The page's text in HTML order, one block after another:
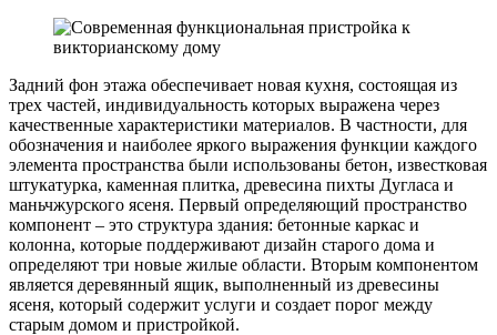
Задний фон этажа обеспечивает новая кухня, состоящая из
трех частей, индивидуальность которых выражена через
качественные характеристики материалов. В частности, для
обозначения и наиболее яркого выражения функции каждого
элемента пространства были использованы бетон, известковая
штукатурка, каменная плитка, древесина пихты Дугласа и
маньчжурского ясеня. Первый определяющий пространство
компонент – это структура здания: бетонные каркас и
колонна, которые поддерживают дизайн старого дома и
определяют три новые жилые области. Вторым компонентом
является деревянный ящик, выполненный из древесины
ясеня, который содержит услуги и создает порог между
старым домом и пристройкой.